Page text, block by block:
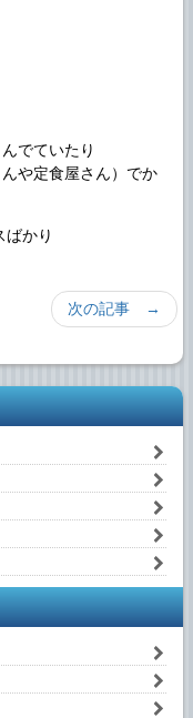
でていたり
や定食屋さん）でか
ばかり
次の記事 →